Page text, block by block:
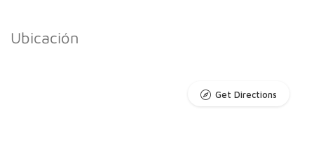
Ubicación
Get Directions